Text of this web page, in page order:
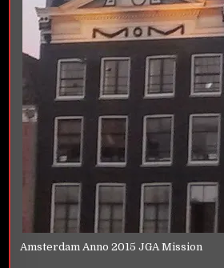
Amsterdam Anno 2015 JGA Mission